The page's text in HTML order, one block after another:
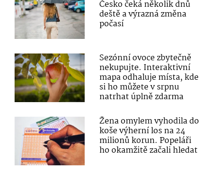
Česko čeká několik dnů
deště a výrazná změna
počasí
Sezónní ovoce zbytečně
nekupujte. Interaktivní
mapa odhaluje místa, kde
si ho můžete v srpnu
natrhat úplně zdarma
Žena omylem vyhodila do
koše výherní los na 24
milionů korun. Popeláři
ho okamžitě začali hledat